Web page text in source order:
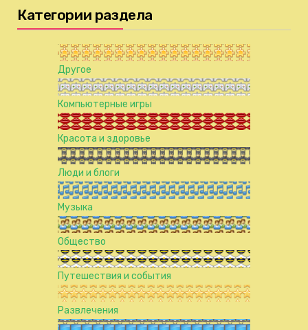
Категории раздела
Другое
Компьютерные игры
Красота и здоровье
Люди и блоги
Музыка
Общество
Путешествия и события
Развлечения